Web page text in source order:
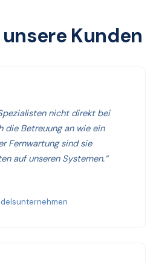
Kunden
nicht direkt bei
die Betreuung an wie ein
Fernwartung sind sie
auf unseren Systemen.“